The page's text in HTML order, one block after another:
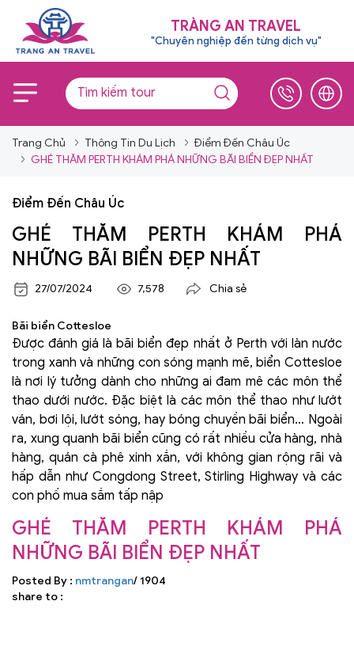
TRÀNG AN TRAVEL
"Chuyên nghiệp đến từng dịch vụ"
Trang Chủ Thông Tin Du Lịch
Điểm Đến Châu Úc
GHÉ THĂM PERTH KHÁM PHÁ NHỮNG BÃI BIỂN ĐẸP NHẤT
Điểm Đến Châu Úc
GHÉ THĂM PERTH KHÁM PHÁ
NHỮNG BÃI BIỂN ĐẸP NHẤT
27/07/2024 7,578 Chia sẻ
Bãi biển Cottesloe
Được đánh giá là bãi biển đẹp nhất ở Perth với làn nước
trong xanh và những con sóng mạnh mẽ, biển Cottesloe
là nơi lý tưởng dành cho những ai đam mê các môn thể
thao dưới nước. Đặc biệt là các môn thể thao như lướt
ván, bơi lội, lướt sóng, hay bóng chuyền bãi biển… Ngoài
ra, xung quanh bãi biển cũng có rất nhiều cửa hàng, nhà
hàng, quán cà phê xinh xắn, với không gian rộng rãi và
hấp dẫn như Congdong Street, Stirling Highway và các
con phố mua sắm tấp nập
GHÉ THĂM PERTH KHÁM PHÁ
NHỮNG BÃI BIỂN ĐẸP NHẤT
Posted By : nmtrangan/ 1904
share to :